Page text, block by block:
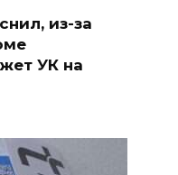
из-за
УК на